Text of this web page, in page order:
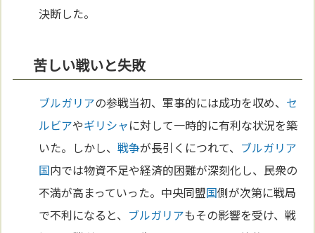
決断した。
苦しい戦いと失敗
ブルガリアの参戦当初、軍事的には成功を収め、 セ
ルビアやギリシャに対して一時的に有利な状況を築
いた。しかし、戦争が長引くにつれて、 ブルガリア
国内では物資不足や経済的困難が深刻化し、民衆の
不満が高まっていった。中央同盟国側が次第に戦局
で不利になると、 ブルガリアもその影響を受け、戦